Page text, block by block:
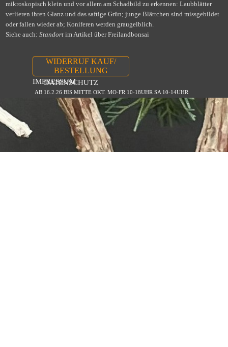
mikroskopisch klein und vor allem am Schadbild zu erkennen: Laubblätter
verlieren ihren Glanz und das saftige Grün; junge Blättchen sind missgebildet
oder fallen wieder ab; Koniferen werden graugelblich.
Siehe auch: Standort im Artikel über Freilandbonsai
WIDERRUF KAUF/
BESTELLUNG
IMPRESSUM
DATENSCHUTZ
AB 16.2.26 BIS MITTE OKT. MO-FR 10-18UHR SA 10-14UHR
Zurück zum Seiteninhalt